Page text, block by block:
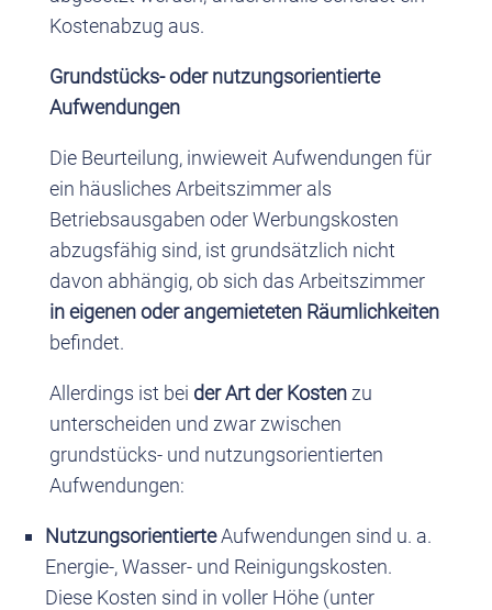
Kostenabzug aus.
Grundstücks- oder nutzungsorientierte
Aufwendungen
Die Beurteilung, inwieweit Aufwendungen für
ein häusliches Arbeitszimmer als
Betriebsausgaben oder Werbungskosten
abzugsfähig sind, ist grundsätzlich nicht
davon abhängig, ob sich das Arbeitszimmer
in eigenen oder angemieteten Räumlichkeiten
befindet.
Allerdings ist bei der Art der Kostenzu
unterscheiden und zwar zwischen
grundstücks- und nutzungsorientierten
Aufwendungen:
NutzungsorientierteAufwendungen sind u. a.
Energie-, Wasser- und Reinigungskosten.
Diese Kosten sind in voller Höhe (unter